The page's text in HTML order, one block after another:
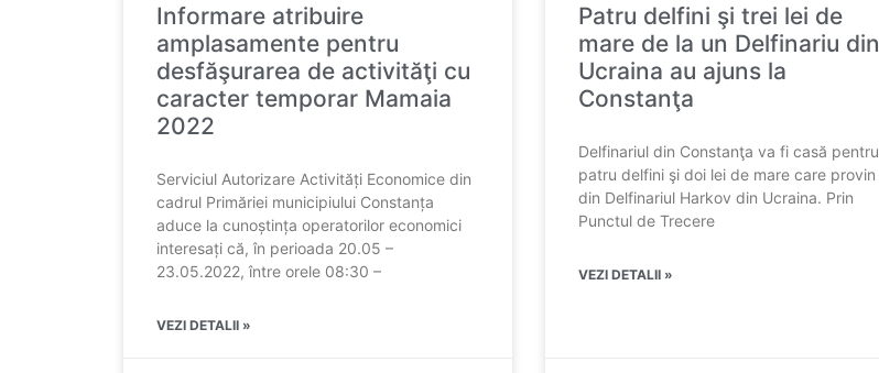
Informare atribuire
amplasamente pentru
desfăşurarea de activităţi cu
caracter temporar Mamaia
2022
Serviciul Autorizare Activități Economice din
cadrul Primăriei municipiului Constanța
aduce la cunoștința operatorilor economici
interesați că, în perioada 20.05 –
23.05.2022, între orele 08:30 –
VEZI DETALII »
Patru delfini şi trei lei de
mare de la un Delfinariu din
Ucraina au ajuns la
Constanţa
Delfinariul din Constanţa va fi casă pentru
patru delfini şi doi lei de mare care provin
din Delfinariul Harkov din Ucraina. Prin
Punctul de Trecere
VEZI DETALII »